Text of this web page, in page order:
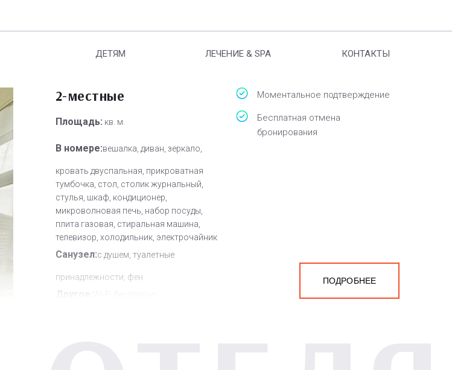
ДЕТЯМ ЛЕЧЕНИЕ & SPA КОНТАКТЫ
2-местные
Площадь: кв. м.
В номере:вешалка, диван, зеркало,
кровать двуспальная, прикроватная
тумбочка, стол, столик журнальный,
стулья, шкаф, кондиционер,
микроволновая печь, набор посуды,
плита газовая, стиральная машина,
телевизор, холодильник, электрочайник
Санузел:с душем, туалетные
принадлежности, фен
Моментальное подтверждение
Бесплатная отмена
бронирования
ПОДРОБНЕЕ